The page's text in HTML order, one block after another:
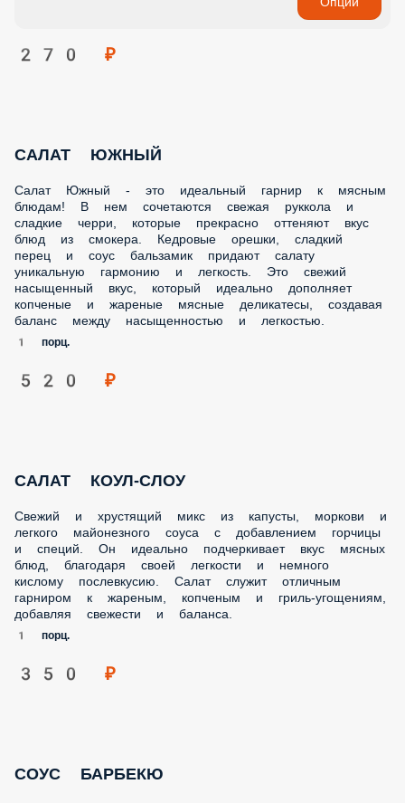
270 ₽
САЛАТ ЮЖНЫЙ
Салат Южный - это идеальный гарнир к мясным
блюдам! В нем сочетаются свежая руккола и
сладкие черри, которые прекрасно оттеняют вкус
блюд из смокера. Кедровые орешки, сладкий
перец и соус бальзамик придают салату
уникальную гармонию и легкость. Это свежий
насыщенный вкус, который идеально дополняет
копченые и жареные мясные деликатесы, создавая
баланс между насыщенностью и легкостью.
1 порц.
520 ₽
САЛАТ КОУЛ-СЛОУ
Свежий и хрустящий микс из капусты, моркови и
легкого майонезного соуса с добавлением горчицы
и специй. Он идеально подчеркивает вкус мясных
блюд, благодаря своей легкости и немного
кислому послевкусию. Салат служит отличным
гарниром к жареным, копченым и гриль-угощениям,
добавляя свежести и баланса.
1 порц.
350 ₽
СОУС БАРБЕКЮ